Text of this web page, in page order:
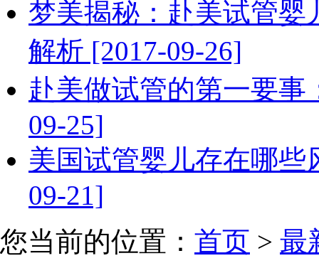
梦美揭秘：赴美试管婴
解析 [2017-09-26]
赴美做试管的第一要事
09-25]
美国试管婴儿存在哪些
09-21]
您当前的位置： 首页 > 最